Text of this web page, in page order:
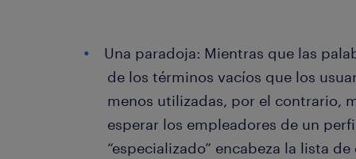
Una paradoja: Mientras que las
de los términos vacíos que los
menos utilizadas, por el contrario,
esperar los empleadores de un
“especializado” encabeza la lista